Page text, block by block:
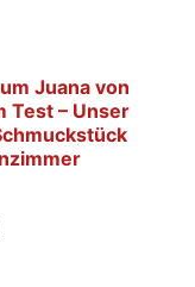
Juana von
Test – Unser